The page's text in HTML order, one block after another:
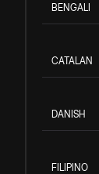
BENGALI
CATALAN
DANISH
FILIPINO